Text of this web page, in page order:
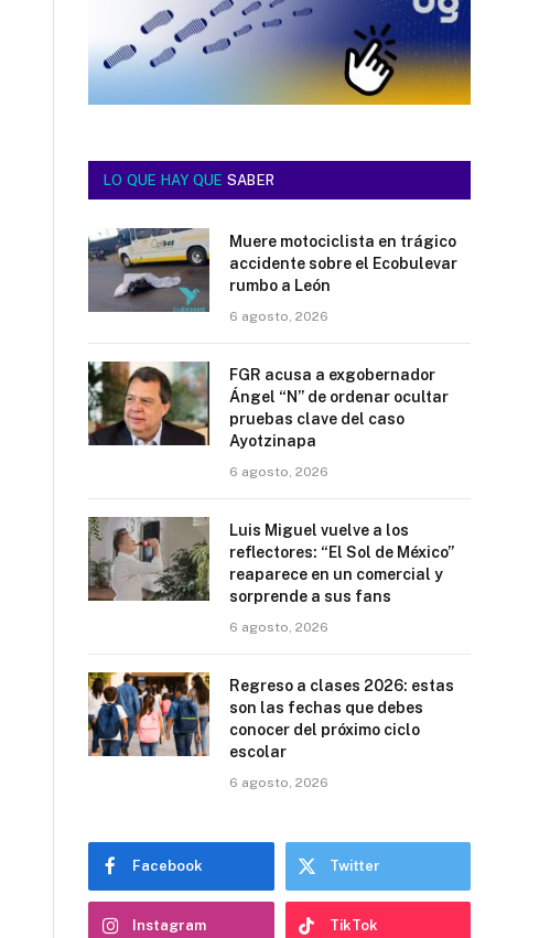
LO QUE HAY QUE SABER
Muere motociclista en trágico
accidente sobre el Ecobulevar
rumbo a León
6 agosto, 2026
FGR acusa a exgobernador
Ángel “N” de ordenar ocultar
pruebas clave del caso
Ayotzinapa
6 agosto, 2026
Luis Miguel vuelve a los
reflectores: “El Sol de México”
reaparece en un comercial y
sorprende a sus fans
6 agosto, 2026
Regreso a clases 2026: estas
son las fechas que debes
conocer del próximo ciclo
escolar
6 agosto, 2026
Facebook Twitter
Instagram TikTok